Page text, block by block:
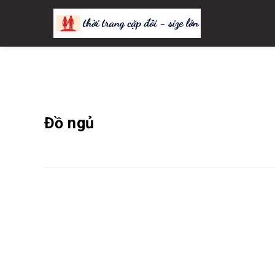
Thời Trang CẶP ĐÔI – SIZE
Đồ ngủ